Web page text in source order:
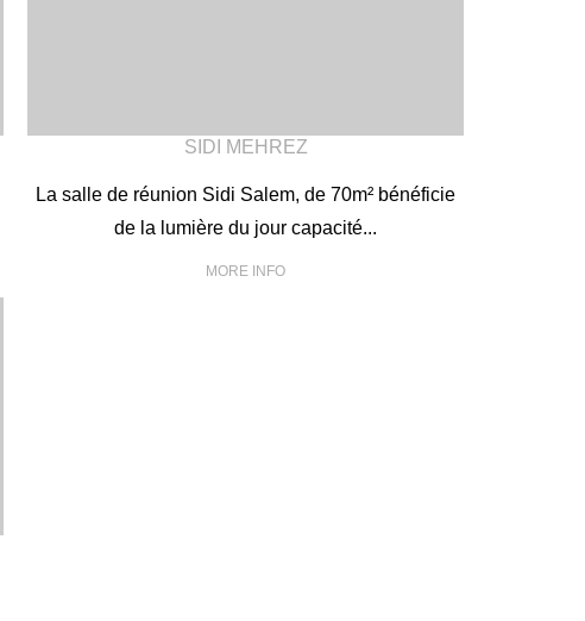
SIDI MEHREZ
La salle de réunion Sidi Salem, de 70m² bénéficie
de la lumière du jour capacité...
MORE INFO